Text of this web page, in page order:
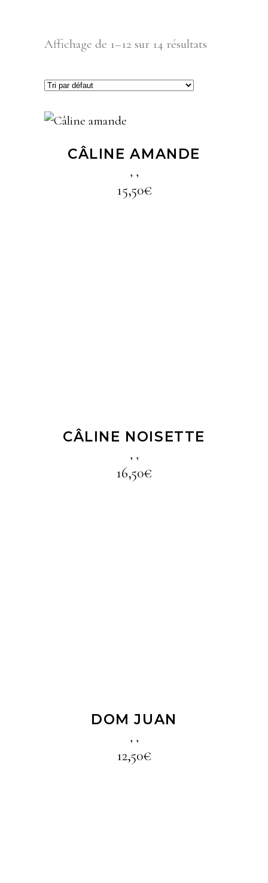
Affichage de 1–12 sur 14 résultats
LIRE LA SUITE
CÂLINE AMANDE
, ,
15,50€
CÂLINE NOISETTE
, ,
16,50€
DOM JUAN
, ,
12,50€